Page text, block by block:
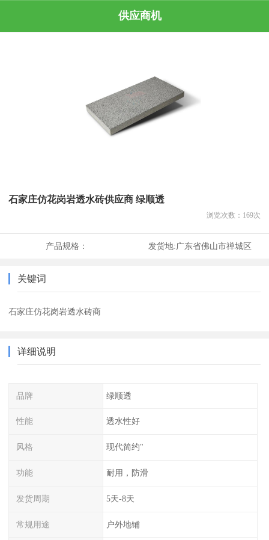
供应商机
石家庄仿花岗岩透水砖供应商 绿顺透
浏览次数： 169次
产品规格： 发货地:广东省佛山市禅城区
关键词
石家庄仿花岗岩透水砖商
详细说明
品牌 绿顺透
性能 透水性好
风格 现代简约"
功能 耐用，防滑
发货周期 5天-8天
常规用途 户外地铺